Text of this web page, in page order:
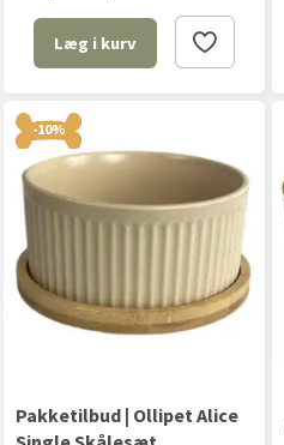
Læg i kurv
-10%
Pakketilbud | Ollipet Alice